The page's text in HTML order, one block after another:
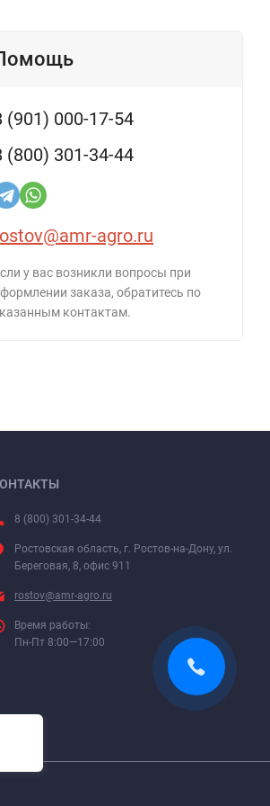
(901) 000-17-54
(800) 301-34-44
agro.ru
у вас возникли вопросы при
заказа, обратитесь по
контактам.
8 (800) 301-34-44
Ростовская область, г. Ростов-на-Дону, ул.
Береговая, 8, офис 911
rostov@amr-agro.ru
Время работы:
Пн-Пт 8:00—17:00